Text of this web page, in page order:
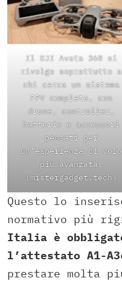
Il DJI Avata 360 si
rivolge soprattutto a
chi cerca un sistema
FPV completo, con
drone, controller,
batterie e accessori
pensati per
un’esperienza di volo
più avanzata.
(mistergadget.tech)
Questo lo
normativo più
Italia è
l’attestato A1-A3
prestare molta